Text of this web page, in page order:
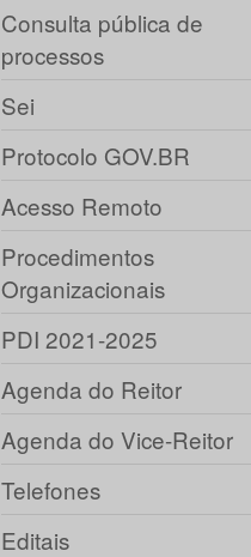
Consulta pública de
processos
Sei
Protocolo GOV.BR
Acesso Remoto
Procedimentos
Organizacionais
PDI 2021-2025
Agenda do Reitor
Agenda do Vice-Reitor
Telefones
Editais